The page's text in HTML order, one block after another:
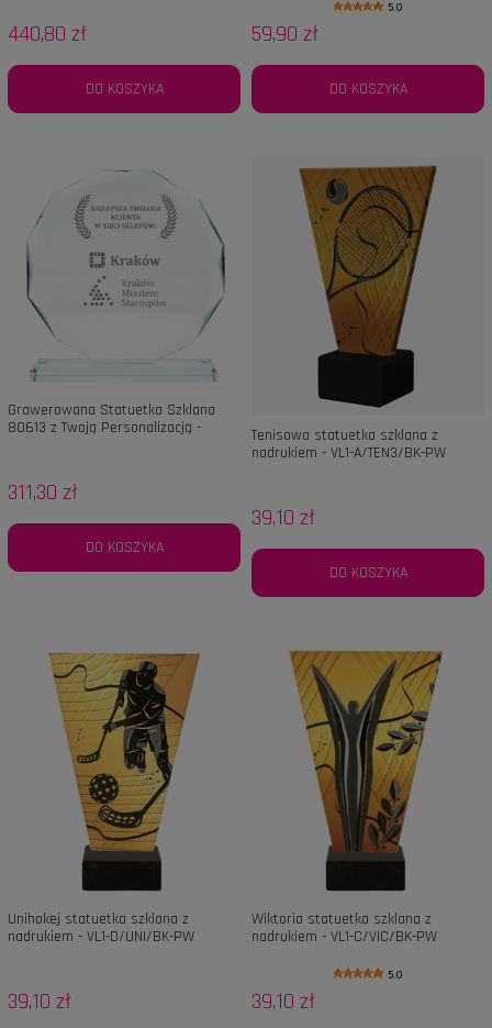
440,80 zł
DO KOSZYKA
5.0
59,90 zł
DO KOSZYKA
Grawerowana Statuetka Szklana
80613 z Twoją Personalizacją -
311,30 zł
DO KOSZYKA
Tenisowa statuetka szklana z
nadrukiem - VL1-A/TEN3/BK-PW
39,10 zł
DO KOSZYKA
Unihokej statuetka szklana z
nadrukiem - VL1-D/UNI/BK-PW
39,10 zł
Wiktoria statuetka szklana z
nadrukiem - VL1-C/VIC/BK-PW
5.0
39,10 zł